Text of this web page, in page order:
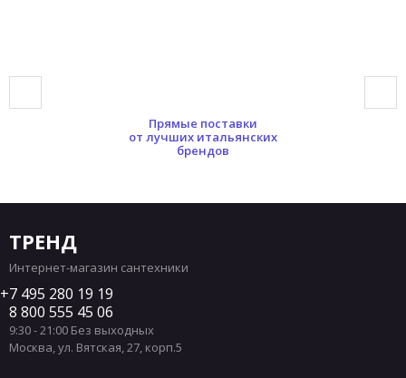
Прямые поставки
от лучших итальянских
брендов
ТРЕНД
Интернет-магазин сантехники
7 495 280 19 19
8 800 555 45 06
9:30 - 21:00 Без выходных
Москва,ул. Вятская, 27, корп.5